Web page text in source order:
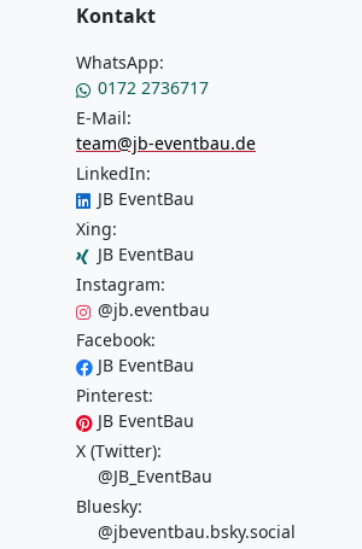
Kontakt
WhatsApp:
0172 2736717
E-Mail:
team@jb-eventbau.de
LinkedIn:
JB EventBau
Xing:
JB EventBau
Instagram:
@jb.eventbau
Facebook:
JB EventBau
Pinterest:
JB EventBau
X (Twitter):
@JB_EventBau
Bluesky:
@jbeventbau.bsky.social